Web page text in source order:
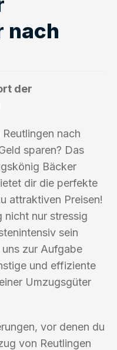
nach
der
nach
sparen? Das
Bäcker
dir die perfekte
attraktiven Preisen!
nicht nur stressig
sein
zur Aufgabe
und effiziente
Umzugsgüter
vor denen du
von Reutlingen